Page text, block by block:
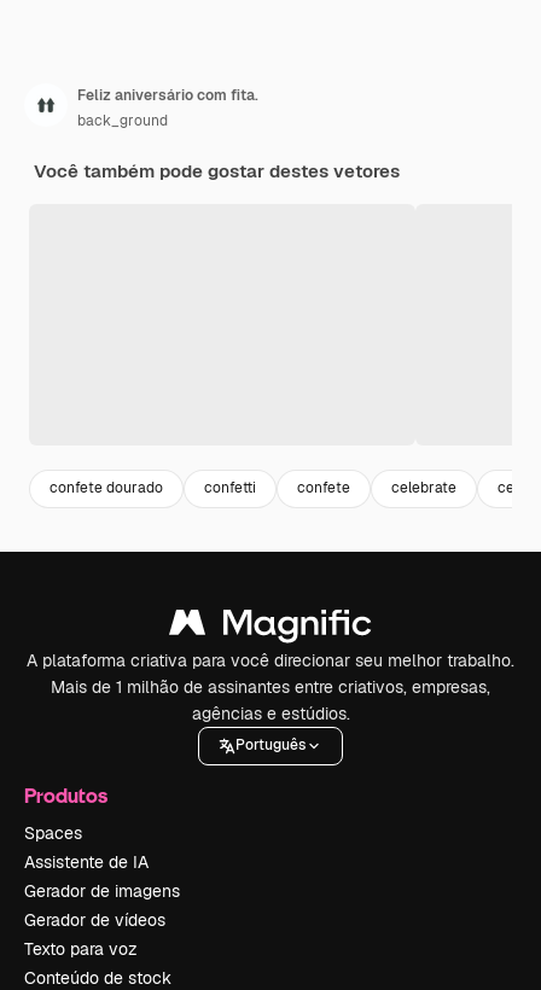
Feliz aniversário com fita.
back_ground
Você também pode gostar destes vetores
confete dourado confetti confete celebrate
A plataforma criativa para você direcionar seu melhor trabalho.
Mais de 1 milhão de assinantes entre criativos, empresas,
agências e estúdios.
Português
Produtos
Spaces
Assistente de IA
Gerador de imagens
Gerador de vídeos
Texto para voz
Conteúdo de stock